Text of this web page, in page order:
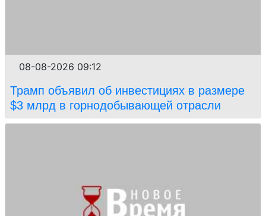
08-08-2026 09:12
Трамп объявил об инвестициях в размере
$3 млрд в горнодобывающей отрасли